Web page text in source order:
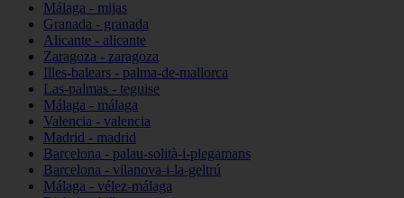
Málaga - mijas
Granada - granada
Alicante - alicante
Zaragoza - zaragoza
Illes-balears - palma-de-mallorca
Las-palmas - teguise
Málaga - málaga
Valencia - valencia
Madrid - madrid
Barcelona - palau-solità-i-plegamans
Barcelona - vilanova-i-la-geltrú
Málaga - vélez-málaga